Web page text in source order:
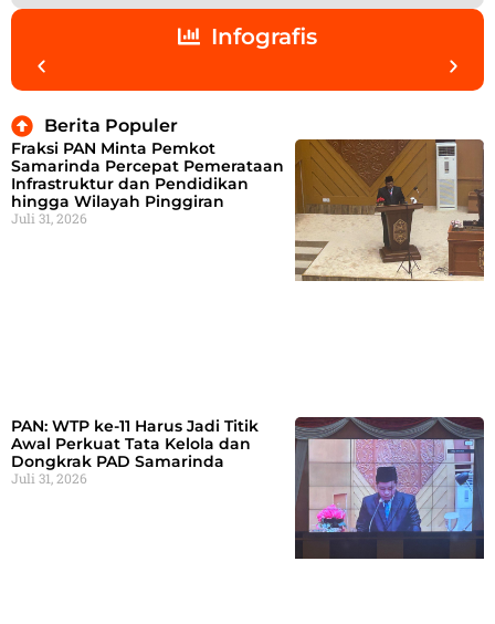
Berita Populer
Fraksi PAN Minta Pemkot
Samarinda Percepat Pemerataan
Infrastruktur dan Pendidikan
hingga Wilayah Pinggiran
Juli 31, 2026
PAN: WTP ke-11 Harus Jadi Titik
Awal Perkuat Tata Kelola dan
Dongkrak PAD Samarinda
Juli 31, 2026
Infografis